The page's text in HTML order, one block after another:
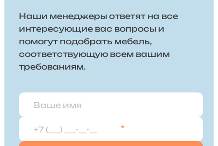
Наши менеджеры ответят на все
интересующие вас вопросы и
помогут подобрать мебель,
соответствующую всем вашим
требованиям.
*